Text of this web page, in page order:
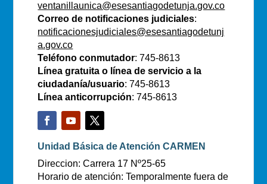
ventanillaunica@esesantiagodetunja.gov.co
Correo de notificaciones judiciales:
notificacionesjudiciales@esesantiagodetunj
a.gov.co
Teléfono conmutador: 745-8613
Línea gratuita o línea de servicio a la
ciudadanía/usuario: 745-8613
Línea anticorrupción: 745-8613
Unidad Básica de Atención CARMEN
Direccion: Carrera 17 Nº25-65
Horario de atención: Temporalmente fuera de